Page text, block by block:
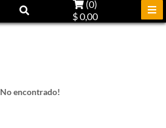
(0)
$ 0,00
No encontrado!